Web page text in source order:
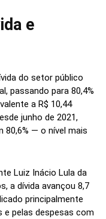
e
do setor público
passando para 80,4%
a R$ 10,44
junho de 2021,
80,6% — o nível mais
Luiz Inácio Lula da
a dívida avançou 8,7
principalmente
pelas despesas com